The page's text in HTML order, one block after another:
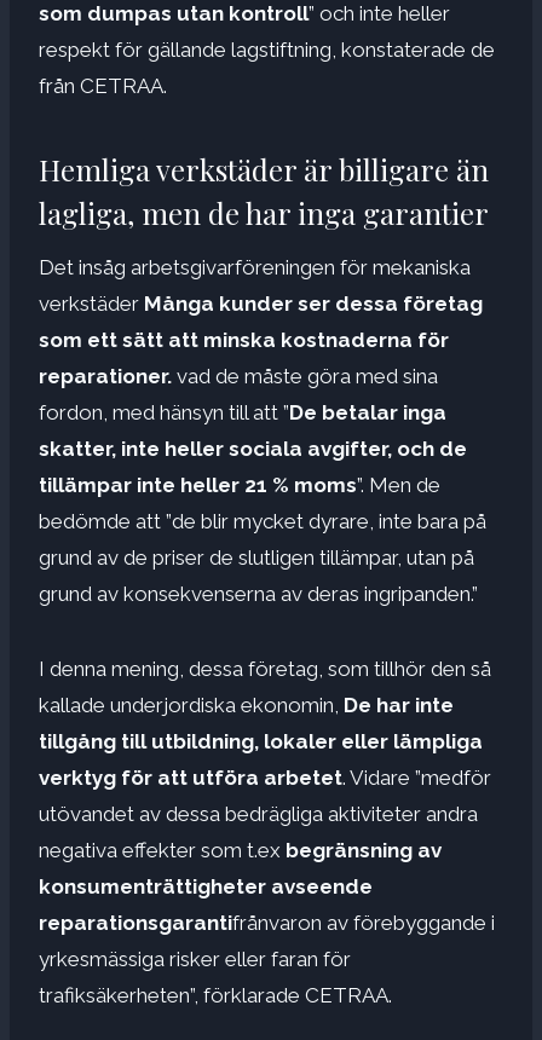
som dumpas utan kontroll” och inte heller
respekt för gällande lagstiftning, konstaterade de
från CETRAA.
Hemliga verkstäder är billigare än
lagliga, men de har inga garantier
Det insåg arbetsgivarföreningen för mekaniska
verkstäder Många kunder ser dessa företag
som ett sätt att minska kostnaderna för
reparationer. vad de måste göra med sina
fordon, med hänsyn till att ”De betalar inga
skatter, inte heller sociala avgifter, och de
tillämpar inte heller 21 % moms”. Men de
bedömde att ”de blir mycket dyrare, inte bara på
grund av de priser de slutligen tillämpar, utan på
grund av konsekvenserna av deras ingripanden.”
I denna mening, dessa företag, som tillhör den så
kallade underjordiska ekonomin, De har inte
tillgång till utbildning, lokaler eller lämpliga
verktyg för att utföra arbetet. Vidare ”medför
utövandet av dessa bedrägliga aktiviteter andra
negativa effekter som t.ex begränsning av
konsumenträttigheter avseende
reparationsgarantifrånvaron av förebyggande i
yrkesmässiga risker eller faran för
trafiksäkerheten”, förklarade CETRAA.